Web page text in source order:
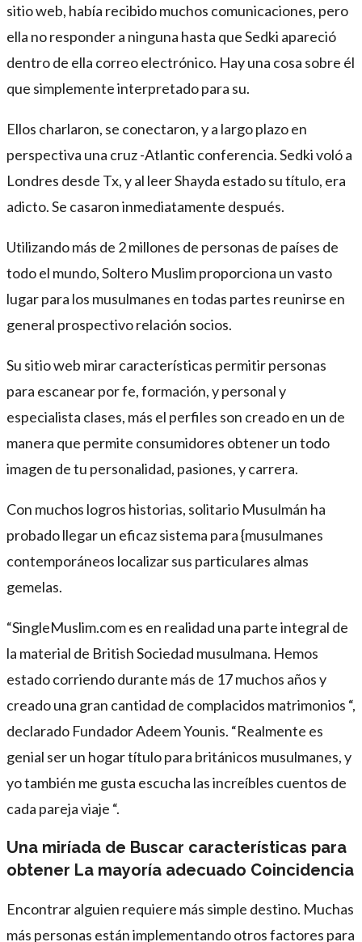
sitio web, había recibido muchos comunicaciones, pero
ella no responder a ninguna hasta que Sedki apareció
dentro de ella correo electrónico. Hay una cosa sobre él
que simplemente interpretado para su.
Ellos charlaron, se conectaron, y a largo plazo en
perspectiva una cruz -Atlantic conferencia. Sedki voló a
Londres desde Tx, y al leer Shayda estado su título, era
adicto. Se casaron inmediatamente después.
Utilizando más de 2 millones de personas de países de
todo el mundo, Soltero Muslim proporciona un vasto
lugar para los musulmanes en todas partes reunirse en
general prospectivo relación socios.
Su sitio web mirar características permitir personas
para escanear por fe, formación, y personal y
especialista clases, más el perfiles son creado en un de
manera que permite consumidores obtener un todo
imagen de tu personalidad, pasiones, y carrera.
Con muchos logros historias, solitario Musulmán ha
probado llegar un eficaz sistema para {musulmanes
contemporáneos localizar sus particulares almas
gemelas.
“SingleMuslim.com es en realidad una parte integral de
la material de British Sociedad musulmana. Hemos
estado corriendo durante más de 17 muchos años y
creado una gran cantidad de complacidos matrimonios “,
declarado Fundador Adeem Younis. “Realmente es
genial ser un hogar título para británicos musulmanes, y
yo también me gusta escucha las increíbles cuentos de
cada pareja viaje “.
Una miríada de Buscar características para
obtener La mayoría adecuado Coincidencia
Encontrar alguien requiere más simple destino. Muchas
más personas están implementando otros factores para